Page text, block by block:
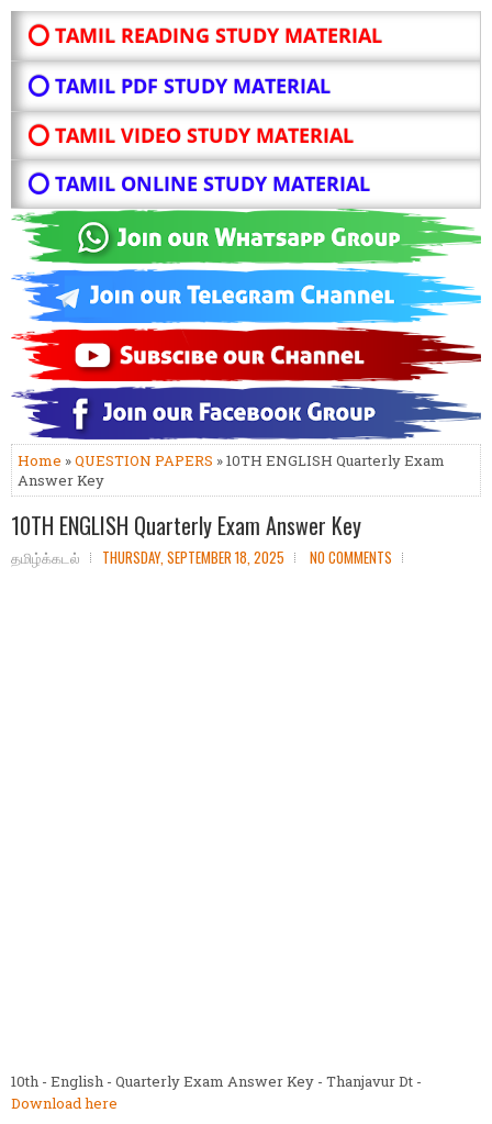
⭕ TAMIL READING STUDY MATERIAL
⭕ TAMIL PDF STUDY MATERIAL
⭕ TAMIL VIDEO STUDY MATERIAL
⭕ TAMIL ONLINE STUDY MATERIAL
Home »QUESTION PAPERS » 10TH ENGLISH Quarterly Exam
Answer Key
10TH ENGLISH Quarterly Exam Answer Key
தமிழ்க்கடல் THURSDAY, SEPTEMBER 18, 2025 NO COMMENTS
10th - English - Quarterly Exam Answer Key - Thanjavur Dt -
Download here